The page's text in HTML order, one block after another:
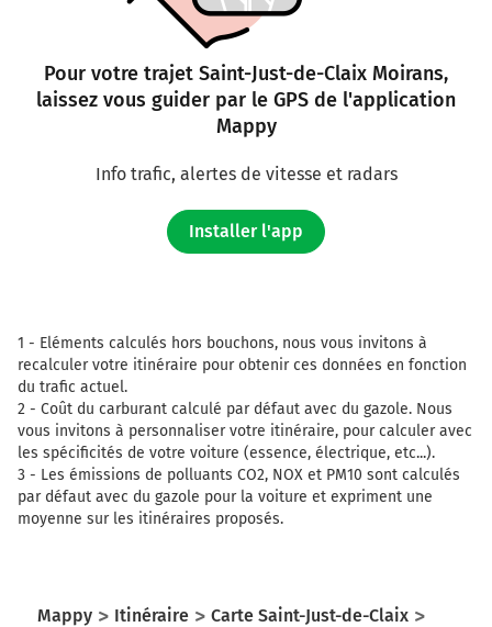
Pour votre trajet Saint-Just-de-Claix Moirans,
laissez vous guider par le GPS de l'application
Mappy
Info trafic, alertes de vitesse et radars
Installer l'app
1 - Eléments calculés hors bouchons, nous vous invitons à
recalculer votre itinéraire pour obtenir ces données en fonction
du trafic actuel.
2 - Coût du carburant calculé par défaut avec du gazole. Nous
vous invitons à personnaliser votre itinéraire, pour calculer avec
les spécificités de votre voiture (essence, électrique, etc...).
3 - Les émissions de polluants CO2, NOX et PM10 sont calculés
par défaut avec du gazole pour la voiture et expriment une
moyenne sur les itinéraires proposés.
Mappy Itinéraire
Carte Saint-Just-de-Claix